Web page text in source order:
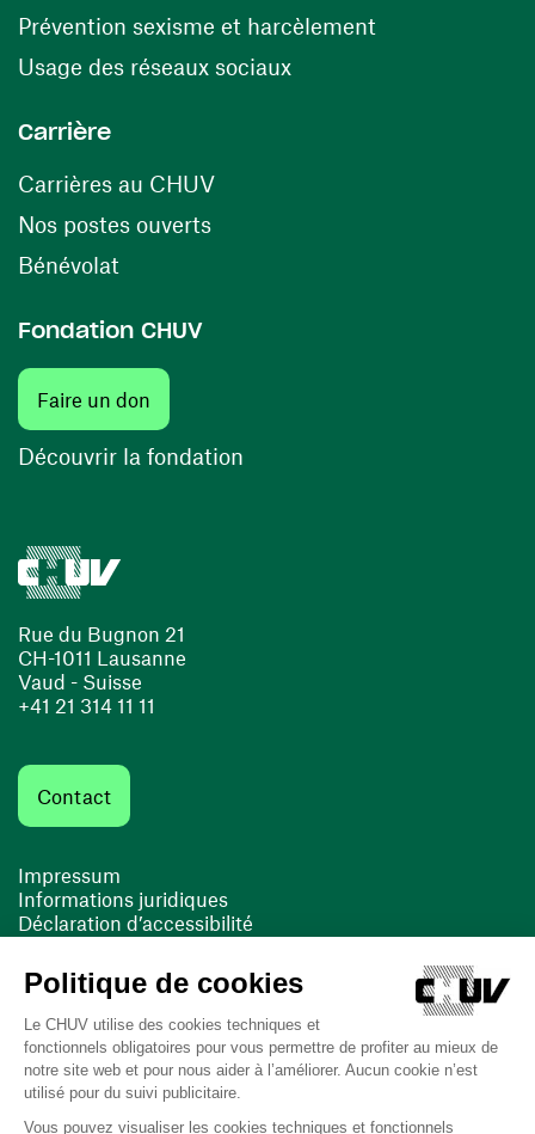
Rue du Bugnon 21
CH-1011 Lausanne
Vaud - Suisse
+41 21 314 11 11
Contact
Impressum
Informations juridiques
Déclaration d’accessibilité
Cookies
(opens in a new window)
Prévention sexisme et harcèlement
Usage des réseaux sociaux(opens in a new
Carrière
Carrières au CHUV(opens in a new window)
Nos postes ouverts(opens in a new window)
Bénévolat
Fondation CHUV
Faire un don
Découvrir la fondation